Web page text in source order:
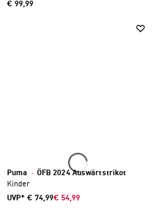
€ 99,99
Puma · ÖFB 2024 Auswärtstrikot
Kinder
UVP* € 74,99€ 54,99